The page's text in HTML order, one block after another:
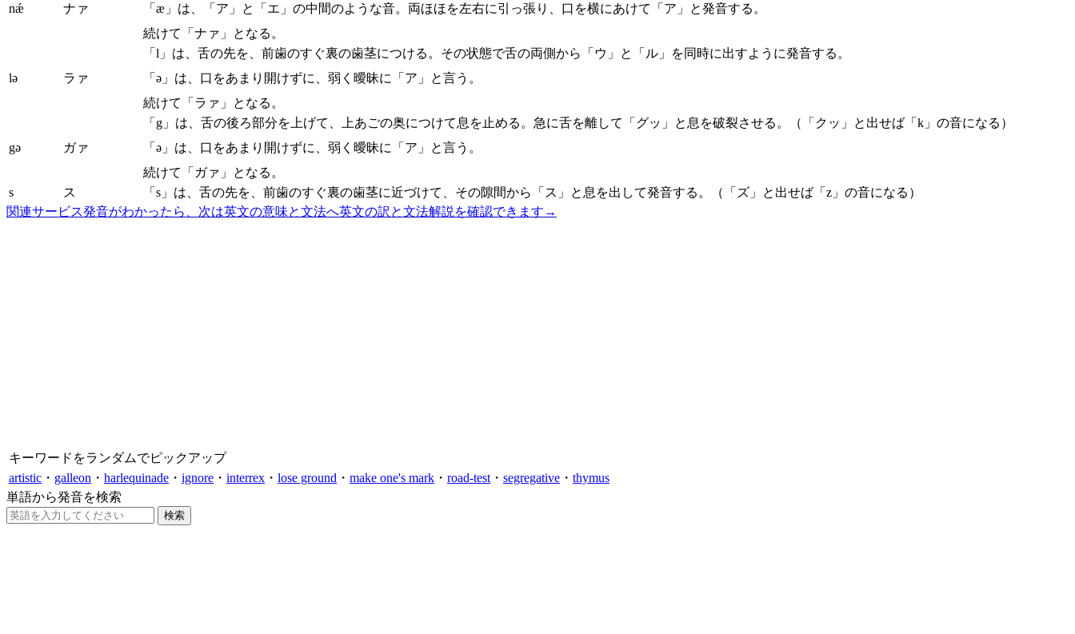
nǽ ナァ
「æ」は、「ア」と「エ」の中間のような音。両ほほを左右に引っ張り、口を横にあけて「ア」と発音する。
続けて「ナァ」となる。
lə ラァ
「l」は、舌の先を、前歯のすぐ裏の歯茎につける。その状態で舌の両側から「ウ」と「ル」を同時に出すように発音する。
「ə」は、口をあまり開けずに、弱く曖昧に「ア」と言う。
続けて「ラァ」となる。
gə ガァ
「g」は、舌の後ろ部分を上げて、上あごの奥につけて息を止める。急に舌を離して「グッ」と息を破裂させる。（「クッ」と出せば「k」の音になる）
「ə」は、口をあまり開けずに、弱く曖昧に「ア」と言う。
続けて「ガァ」となる。
s
ス
「s」は、舌の先を、前歯のすぐ裏の歯茎に近づけて、その隙間から「ス」と息を出して発音する。（「ズ」と出せば「z」の音になる）
関連サービス発音がわかったら、次は英文の意味と文法へ英文の訳と文法解説を確認できます →
キーワードをランダムでピックアップ
artistic ・ galleon ・ harlequinade ・ ignore ・ interrex ・ lose ground ・ make one's mark ・ road-test ・ segregative ・ thymus
単語から発音を検索